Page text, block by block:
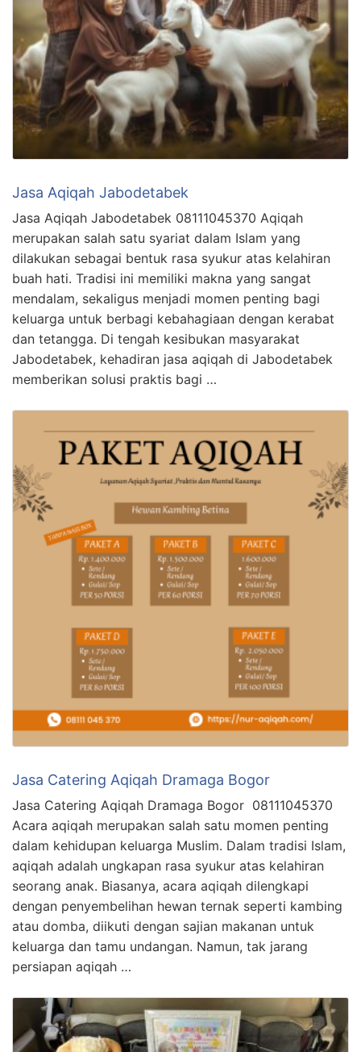
Jasa Aqiqah Jabodetabek
Jasa Aqiqah Jabodetabek 08111045370 Aqiqah
merupakan salah satu syariat dalam Islam yang
dilakukan sebagai bentuk rasa syukur atas kelahiran
buah hati. Tradisi ini memiliki makna yang sangat
mendalam, sekaligus menjadi momen penting bagi
keluarga untuk berbagi kebahagiaan dengan kerabat
dan tetangga. Di tengah kesibukan masyarakat
Jabodetabek, kehadiran jasa aqiqah di Jabodetabek
memberikan solusi praktis bagi …
Jasa Catering Aqiqah Dramaga Bogor
Jasa Catering Aqiqah Dramaga Bogor 08111045370
Acara aqiqah merupakan salah satu momen penting
dalam kehidupan keluarga Muslim. Dalam tradisi Islam,
aqiqah adalah ungkapan rasa syukur atas kelahiran
seorang anak. Biasanya, acara aqiqah dilengkapi
dengan penyembelihan hewan ternak seperti kambing
atau domba, diikuti dengan sajian makanan untuk
keluarga dan tamu undangan. Namun, tak jarang
persiapan aqiqah …